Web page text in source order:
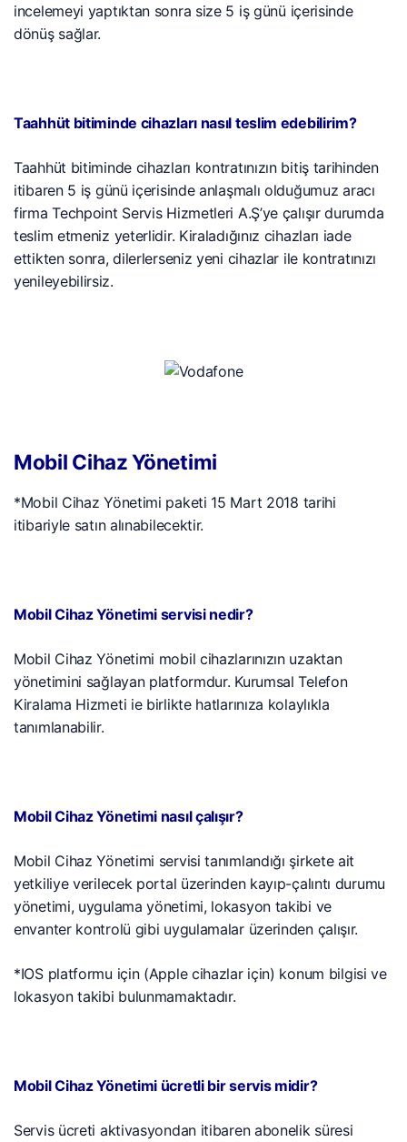
incelemeyi yaptıktan sonra size 5 iş günü içerisinde
dönüş sağlar.
Taahhüt bitiminde cihazları nasıl teslim edebilirim?
Taahhüt bitiminde cihazları kontratınızın bitiş tarihinden
itibaren 5 iş günü içerisinde anlaşmalı olduğumuz aracı
firma Techpoint Servis Hizmetleri A.Ş’ye çalışır durumda
teslim etmeniz yeterlidir. Kiraladığınız cihazları iade
ettikten sonra, dilerlerseniz yeni cihazlar ile kontratınızı
yenileyebilirsiz.
Mobil Cihaz Yönetimi
*Mobil Cihaz Yönetimi paketi 15 Mart 2018 tarihi
itibariyle satın alınabilecektir.
Mobil Cihaz Yönetimi servisi nedir?
Mobil Cihaz Yönetimi mobil cihazlarınızın uzaktan
yönetimini sağlayan platformdur. Kurumsal Telefon
Kiralama Hizmeti ie birlikte hatlarınıza kolaylıkla
tanımlanabilir.
Mobil Cihaz Yönetimi nasıl çalışır?
Mobil Cihaz Yönetimi servisi tanımlandığı şirkete ait
yetkiliye verilecek portal üzerinden kayıp-çalıntı durumu
yönetimi, uygulama yönetimi, lokasyon takibi ve
envanter kontrolü gibi uygulamalar üzerinden çalışır.
*IOS platformu için (Apple cihazlar için) konum bilgisi ve
lokasyon takibi bulunmamaktadır.
Mobil Cihaz Yönetimi ücretli bir servis midir?
Servis ücreti aktivasyondan itibaren abonelik süresi